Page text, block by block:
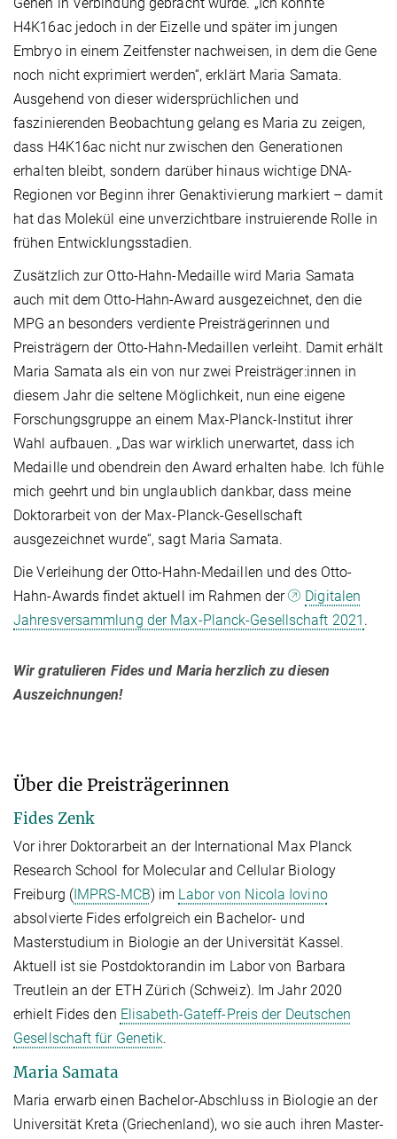
H4K16ac jedoch in der Eizelle und später im jungen
Embryo in einem Zeitfenster nachweisen, in dem die Gene
noch nicht exprimiert werden“, erklärt Maria Samata.
Ausgehend von dieser widersprüchlichen und
faszinierenden Beobachtung gelang es Maria zu zeigen,
dass H4K16ac nicht nur zwischen den Generationen
erhalten bleibt, sondern darüber hinaus wichtige DNA-
Regionen vor Beginn ihrer Genaktivierung markiert – damit
hat das Molekül eine unverzichtbare instruierende Rolle in
frühen Entwicklungsstadien.
Zusätzlich zur Otto-Hahn-Medaille wird Maria Samata
auch mit dem Otto-Hahn-Award ausgezeichnet, den die
MPG an besonders verdiente Preisträgerinnen und
Preisträgern der Otto-Hahn-Medaillen verleiht. Damit erhält
Maria Samata als ein von nur zwei Preisträger:innen in
diesem Jahr die seltene Möglichkeit, nun eine eigene
Forschungsgruppe an einem Max-Planck-Institut ihrer
Wahl aufbauen. „Das war wirklich unerwartet, dass ich
Medaille und obendrein den Award erhalten habe. Ich fühle
mich geehrt und bin unglaublich dankbar, dass meine
Doktorarbeit von der Max-Planck-Gesellschaft
ausgezeichnet wurde“, sagt Maria Samata.
Die Verleihung der Otto-Hahn-Medaillen und des Otto-
Hahn-Awards findet aktuell im Rahmen der
Digitalen
Jahresversammlung der Max-Planck-Gesellschaft 2021 .
Wir gratulieren Fides und Maria herzlich zu diesen
Auszeichnungen!
Über die Preisträgerinnen
Fides Zenk
Vor ihrer Doktorarbeit an der International Max Planck
Research School for Molecular and Cellular Biology
Freiburg (IMPRS-MCB) im Labor von Nicola Iovino
absolvierte Fides erfolgreich ein Bachelor- und
Masterstudium in Biologie an der Universität Kassel.
Aktuell ist sie Postdoktorandin im Labor von Barbara
Treutlein an der ETH Zürich (Schweiz). Im Jahr 2020
erhielt Fides den Elisabeth-Gateff-Preis der Deutschen
Gesellschaft für Genetik.
Maria Samata
Maria erwarb einen Bachelor-Abschluss in Biologie an der
Universität Kreta (Griechenland), wo sie auch ihren Master-